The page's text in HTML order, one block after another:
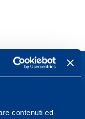
contenuti ed
Fagnano 38,